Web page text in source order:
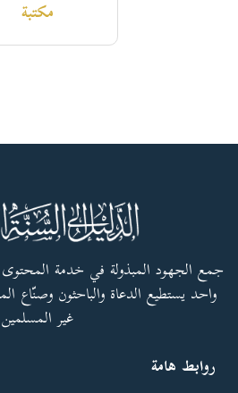
مكتبة
جمع الجهود المبذولة في خدمة
واحد يستطيع الدعاة والباحثون وصنّاع
غير المسلمين
روابط هامة